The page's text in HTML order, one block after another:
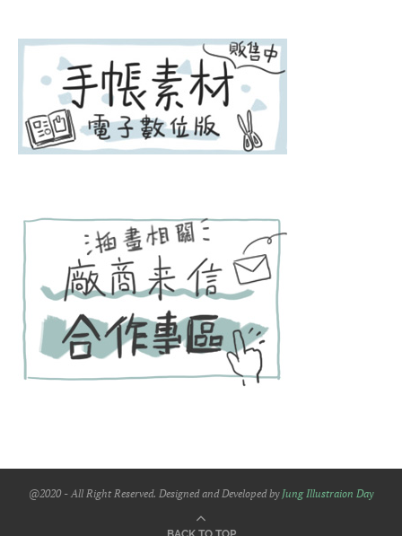
@2020 - All Right Reserved. Designed and Developed by Jung Illustraion Day